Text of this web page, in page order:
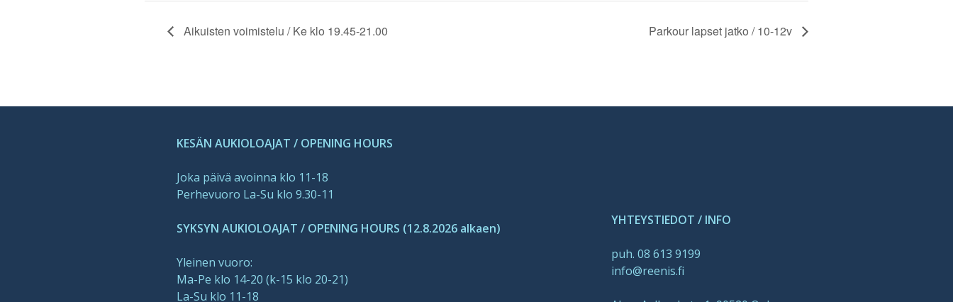
Aikuisten voimistelu / Ke klo 19.45-21.00 Parkour lapset jatko / 10-12v
KESÄN AUKIOLOAJAT / OPENING HOURS
Joka päivä avoinna klo 11-18
Perhevuoro La-Su klo 9.30-11
SYKSYN AUKIOLOAJAT / OPENING HOURS (12.8.2026 alkaen)
Yleinen vuoro:
Ma-Pe klo 14-20 (k-15 klo 20-21)
La-Su klo 11-18
YHTEYSTIEDOT / INFO
puh. 08 613 9199
info@reenis.fi